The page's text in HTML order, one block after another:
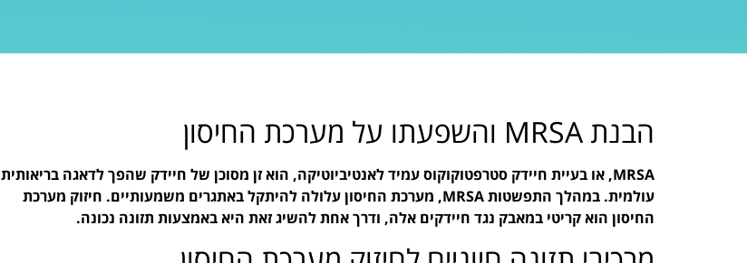
הבנת MRSA והשפעתו על מערכת החיסון
MRSA, או בעיית חיידק סטרפטוקוקוס עמיד לאנטיביוטיקה, הוא זן מסוכן של חיידק שהפך לדאגה בריאותית
עולמית. במהלך התפשטות MRSA, מערכת החיסון עלולה להיתקל באתגרים משמעותיים. חיזוק מערכת
החיסון הוא קריטי במאבק נגד חיידקים אלה, ודרך אחת להשיג זאת היא באמצעות תזונה נכונה.